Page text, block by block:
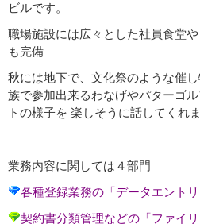
ビルです。
職場施設には広々とした社員食堂
も完備
秋には地下で、文化祭のような催
族で参加出来るわなげやパターゴ
トの様子を 楽しそうに話してくれま
業務内容に関しては４部門
各種登録業務の「データエントリ
契約書分類管理などの「ファイリ